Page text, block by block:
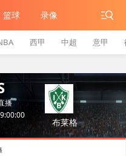
篮球 录像
西甲 中超 意甲
播
布莱格